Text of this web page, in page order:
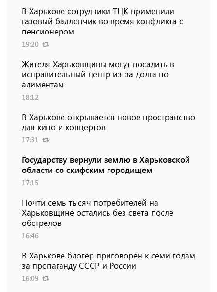
В Харькове сотрудники ТЦК применили
газовый баллончик во время конфликта с
пенсионером
19:20
Жителя Харьковщины могут посадить в
исправительный центр из-за долга по
алиментам
18:12
В Харькове открывается новое пространство
для кино и концертов
17:31
Государству вернули землю в Харьковской
области со скифским городищем
17:15
Почти семь тысяч потребителей на
Харьковщине остались без света после
обстрелов
16:46
В Харькове блогер приговорен к семи годам
за пропаганду СССР и России
16:09